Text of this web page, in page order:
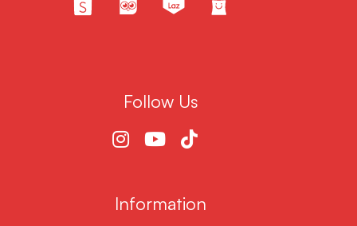
Follow Us
Information